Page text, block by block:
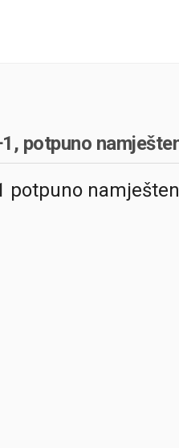
potpuno
potpuno